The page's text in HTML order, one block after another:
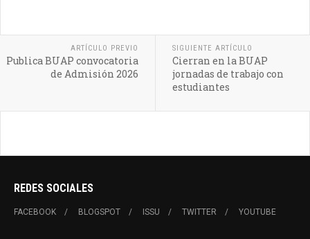
ARTÍCULO PREVIO
Publica BUAP convocatoria
de Admisión 2026
SIGUIENTE ARTÍCULO
Cierran en la BUAP
jornadas de trabajo con
estudiantes
REDES SOCIALES
FACEBOOK BLOGSPOT ISSU TWITTER YOUTUBE